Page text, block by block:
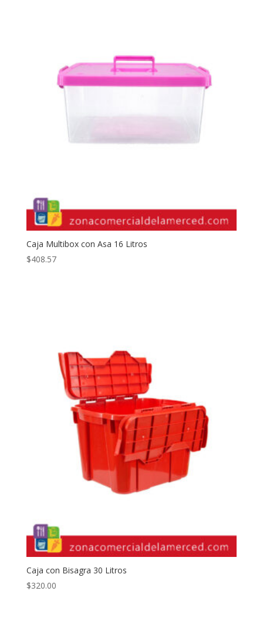
Caja Multibox con Asa 16 Litros
$408.57
Caja con Bisagra 30 Litros
$320.00